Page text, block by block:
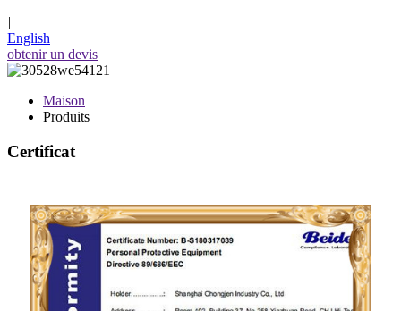
|
English
obtenir un devis
Maison
Produits
Certificat